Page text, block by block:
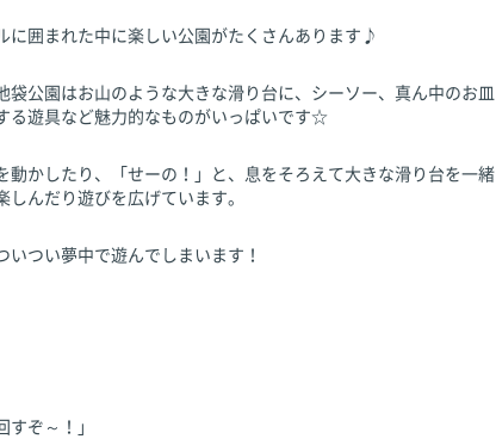
に囲まれた中に楽しい公園がたくさんあります♪
袋公園はお山のような大きな滑り台に、シーソー、真ん中のお皿
る遊具など魅力的なものがいっぱいです☆
動かしたり、「せーの！」と、息をそろえて大きな滑り台を一緒
んだり遊びを広げています。
つい夢中で遊んでしまいます！
すぞ～！」